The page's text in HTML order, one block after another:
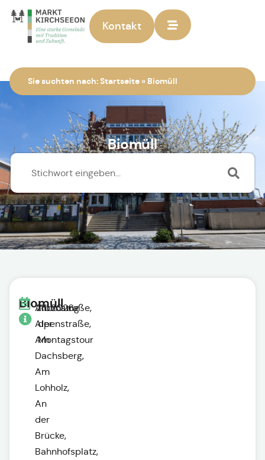
Kontakt
Sie suchten nach:Startseite » Biomüll
Biomüll
Biomüll
2.11.2026
Abholung
der
Montagstour
Ahornstraße,
Alpenstraße,
Am
Dachsberg,
Am
Lohholz,
An
der
Brücke,
Bahnhofsplatz,